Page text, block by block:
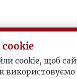
cookie, щоб